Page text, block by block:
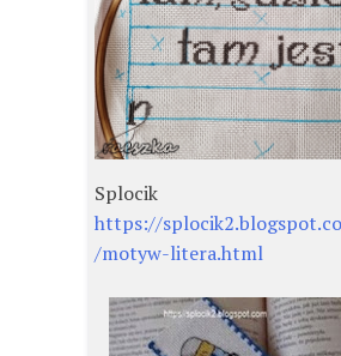
Splocik
https://
/motyw-litera.html